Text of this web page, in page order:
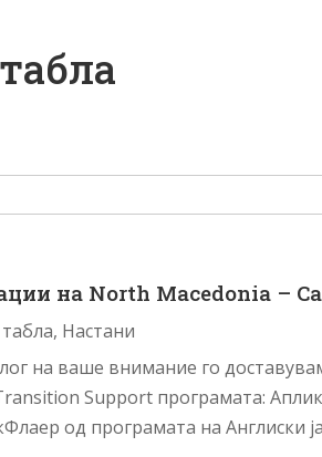
на North Macedonia –
, Настани
на ваше внимание го
Support програмата:
од програмата на Англиски